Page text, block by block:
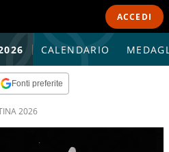
ACCEDI
CALENDARIO
Fonti preferite
2026